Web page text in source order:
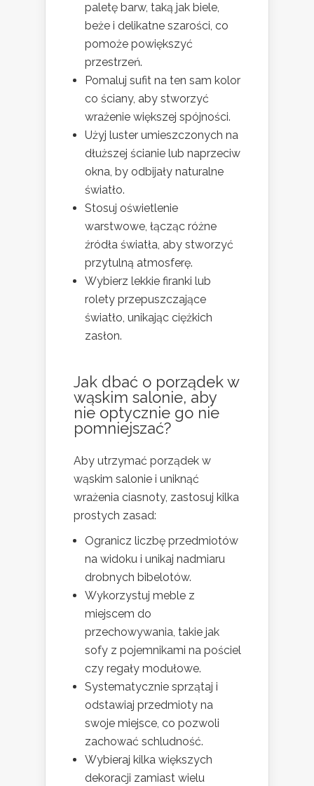
paletę barw, taką jak biele,
beże i delikatne szarości, co
pomoże powiększyć
przestrzeń.
Pomaluj sufit na ten sam kolor
co ściany, aby stworzyć
wrażenie większej spójności.
Użyj luster umieszczonych na
dłuższej ścianie lub naprzeciw
okna, by odbijały naturalne
światło.
Stosuj oświetlenie
warstwowe, łącząc różne
źródła światła, aby stworzyć
przytulną atmosferę.
Wybierz lekkie firanki lub
rolety przepuszczające
światło, unikając ciężkich
zasłon.
Jak dbać o porządek w
wąskim salonie, aby
nie optycznie go nie
pomniejszać?
Aby utrzymać porządek w
wąskim salonie i uniknąć
wrażenia ciasnoty, zastosuj kilka
prostych zasad:
Ogranicz liczbę przedmiotów
na widoku i unikaj nadmiaru
drobnych bibelotów.
Wykorzystuj meble z
miejscem do
przechowywania, takie jak
sofy z pojemnikami na pościel
czy regały modułowe.
Systematycznie sprzątaj i
odstawiaj przedmioty na
swoje miejsce, co pozwoli
zachować schludność.
Wybieraj kilka większych
dekoracji zamiast wielu